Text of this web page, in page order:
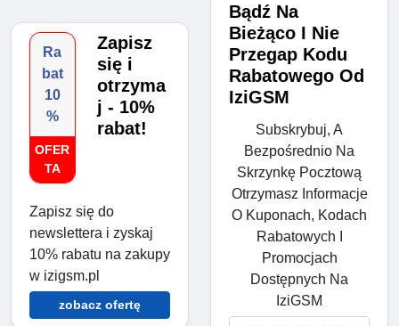
Ra
bat
10
%
OFER
TA
Zapisz
się i
otrzyma
j - 10%
rabat!
Zapisz się do
newslettera i zyskaj
10% rabatu na zakupy
w izigsm.pl
zobacz ofertę
Bądź Na
Bieżąco I Nie
Przegap Kodu
Rabatowego Od
IziGSM
Subskrybuj, A
Bezpośrednio Na
Skrzynkę Pocztową
Otrzymasz Informacje
O Kuponach, Kodach
Rabatowych I
Promocjach
Dostępnych Na
IziGSM